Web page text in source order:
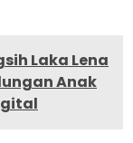
Laka Lena
Anak